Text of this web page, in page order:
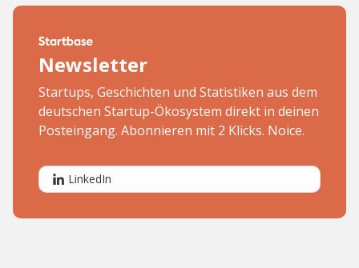
Newsletter
Startups, Geschichten und Statistiken aus dem
deutschen Startup-Ökosystem direkt in deinen
Posteingang. Abonnieren mit 2 Klicks. Noice.
LinkedIn